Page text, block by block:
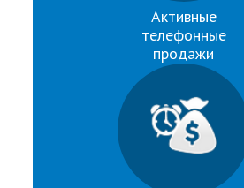
Активные
телефонные
продажи